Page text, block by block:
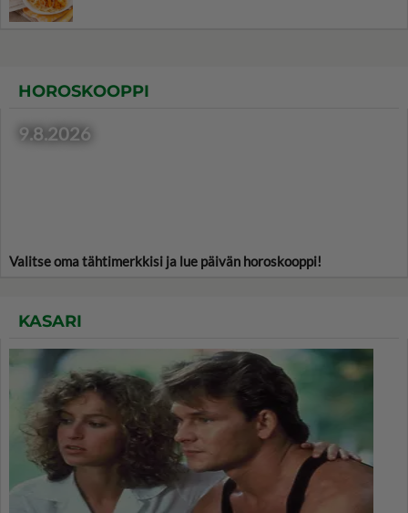
HOROSKOOPPI
9.8.2026
Valitse oma tähtimerkkisi ja lue päivän horoskooppi!
KASARI